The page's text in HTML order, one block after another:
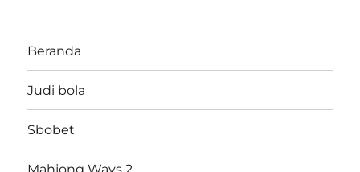
Beranda
Judi bola
Sbobet